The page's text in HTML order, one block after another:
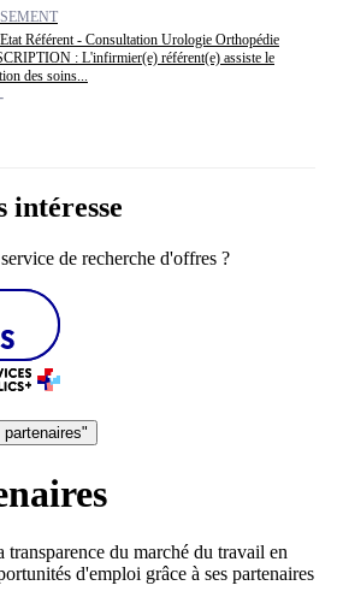
Référent - Consultation Urologie Orthopédie
: L'infirmier(e) référent(e) assiste le
des soins...
intéresse
de recherche d'offres ?
du marché du travail en
d'emploi grâce à ses partenaires